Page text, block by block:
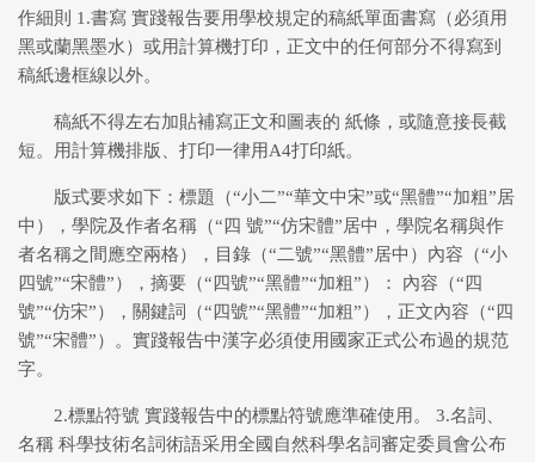
作細則 1.書寫 實踐報告要用學校規定的稿紙單面書寫（必須用
黑或蘭黑墨水）或用計算機打印，正文中的任何部分不得寫到
稿紙邊框線以外。
稿紙不得左右加貼補寫正文和圖表的 紙條，或隨意接長截
短。用計算機排版、打印一律用A4打印紙。
版式要求如下：標題（“小二”“華文中宋”或“黑體”“加粗”居
中），學院及作者名稱（“四 號”“仿宋體”居中，學院名稱與作
者名稱之間應空兩格），目錄（“二號”“黑體”居中）內容（“小
四號”“宋體”），摘要（“四號”“黑體”“加粗”）： 內容（“四
號”“仿宋”），關鍵詞（“四號”“黑體”“加粗”），正文內容（“四
號”“宋體”）。實踐報告中漢字必須使用國家正式公布過的規范
字。
2.標點符號 實踐報告中的標點符號應準確使用。 3.名詞、
名稱 科學技術名詞術語采用全國自然科學名詞審定委員會公布